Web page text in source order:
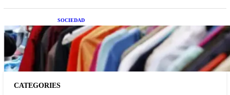
SOCIEDAD
Las grandes marcas globales se suman a la
tendencia de la ropa de segunda mano premium
CATEGORIES